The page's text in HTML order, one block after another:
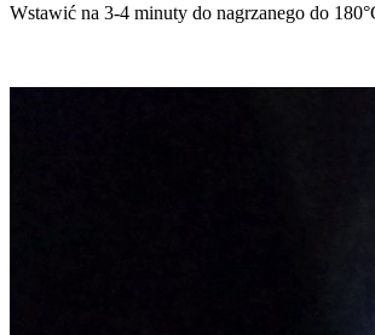
Wstawić na 3-4 minuty do nagrzanego do